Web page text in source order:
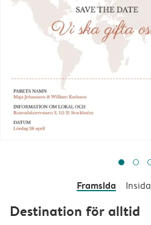
Framsida Insida
Destination för alltid